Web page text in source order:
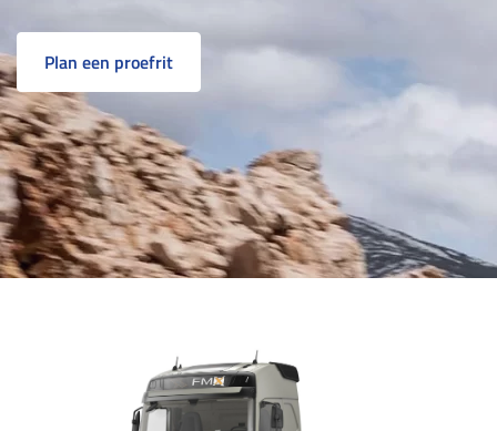
Plan een proefrit